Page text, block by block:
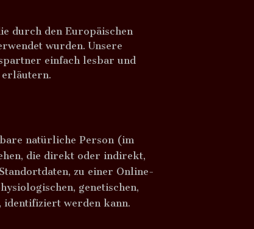
durch den Europäischen
wurden. Unsere
einfach lesbar und
erläutern.
natürliche Person (im
die direkt oder indirekt,
zu einer Online-
genetischen,
identifiziert werden kann.